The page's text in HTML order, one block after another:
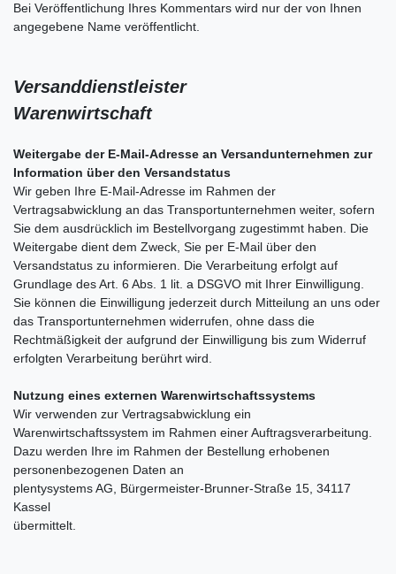
Bei Veröffentlichung Ihres Kommentars wird nur der von Ihnen
angegebene Name veröffentlicht.
Versanddienstleister
Warenwirtschaft
Weitergabe der E-Mail-Adresse an Versandunternehmen zur
Information über den Versandstatus
Wir geben Ihre E-Mail-Adresse im Rahmen der
Vertragsabwicklung an das Transportunternehmen weiter, sofern
Sie dem ausdrücklich im Bestellvorgang zugestimmt haben. Die
Weitergabe dient dem Zweck, Sie per E-Mail über den
Versandstatus zu informieren. Die Verarbeitung erfolgt auf
Grundlage des Art. 6 Abs. 1 lit. a DSGVO mit Ihrer Einwilligung.
Sie können die Einwilligung jederzeit durch Mitteilung an uns oder
das Transportunternehmen widerrufen, ohne dass die
Rechtmäßigkeit der aufgrund der Einwilligung bis zum Widerruf
erfolgten Verarbeitung berührt wird.
Nutzung eines externen Warenwirtschaftssystems
Wir verwenden zur Vertragsabwicklung ein
Warenwirtschaftssystem im Rahmen einer Auftragsverarbeitung.
Dazu werden Ihre im Rahmen der Bestellung erhobenen
personenbezogenen Daten an
plentysystems AG, Bürgermeister-Brunner-Straße 15, 34117
Kassel
übermittelt.